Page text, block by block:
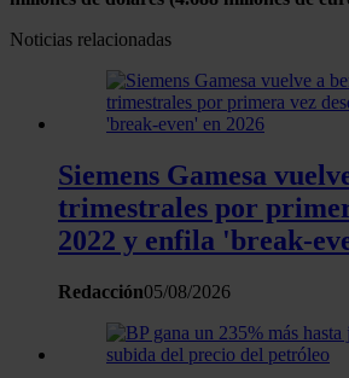
sociales y analizar el tráfico. Además,
información sobre el uso que haga
nuestros partners de redes sociales,
web, quienes pueden combinarla con
que les haya proporcionado o que
partir del uso que haya hecho de sus
Noticias relacionadas
Siemens Gamesa
trimestrales por
2022 y enfila 'break-
Redacción05/08/2026